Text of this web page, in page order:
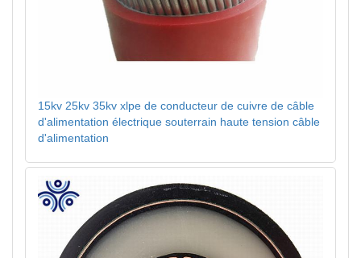
15kv 25kv 35kv xlpe de conducteur de cuivre de câble
d'alimentation électrique souterrain haute tension câble
d'alimentation